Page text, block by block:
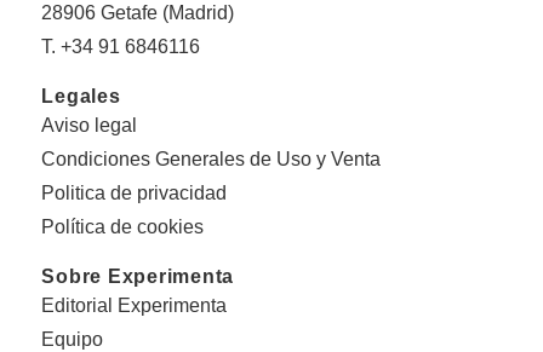
28906 Getafe (Madrid)
T. +34 91 6846116
Legales
Aviso legal
Condiciones Generales de Uso y Venta
Politica de privacidad
Política de cookies
Sobre Experimenta
Editorial Experimenta
Equipo